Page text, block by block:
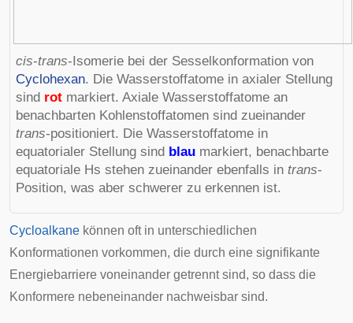
cis-trans-Isomerie bei der Sesselkonformation von
Cyclohexan. Die Wasserstoffatome in axialer Stellung
sind rot markiert. Axiale Wasserstoffatome an
benachbarten Kohlenstoffatomen sind zueinander
trans-positioniert. Die Wasserstoffatome in
equatorialer Stellung sind blau markiert, benachbarte
equatoriale Hs stehen zueinander ebenfalls in trans-
Position, was aber schwerer zu erkennen ist.
Cycloalkane können oft in unterschiedlichen
Konformationen vorkommen, die durch eine signifikante
Energiebarriere voneinander getrennt sind, so dass die
Konformere nebeneinander nachweisbar sind.